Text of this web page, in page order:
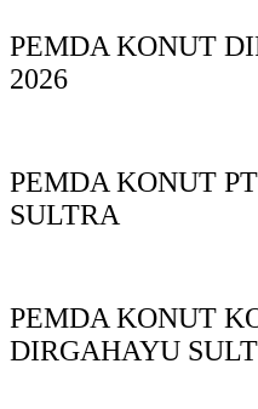
PEMDA KONUT
2026
PEMDA KONUT
SULTRA
PEMDA KONUT
DIRGAHAYU